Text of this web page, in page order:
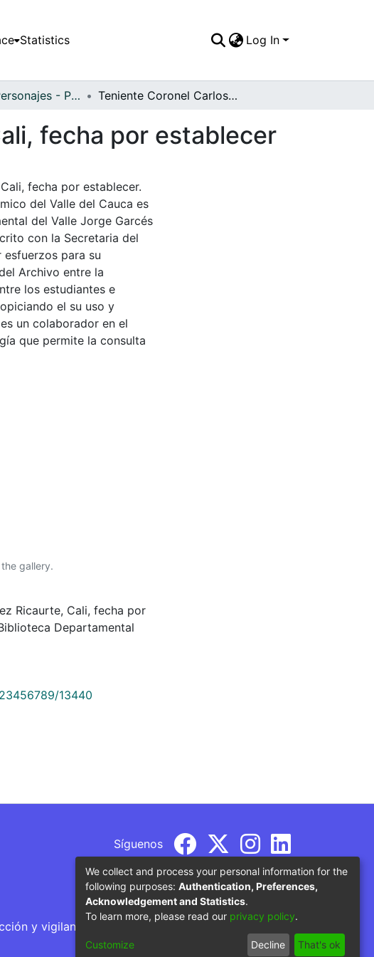
Statistics Log In
APFFVC - Personajes - Patrimonial Teniente Coronel Carlos Alvarez Ricaurte, Cali, fecha por establecer
fecha por establecer
fecha por establecer.
del Valle del Cauca es
del Valle Jorge Garcés
con la Secretaria del
para su
Archivo entre la
los estudiantes e
el su uso y
un colaborador en el
que permite la consulta
gallery.
Ricaurte, Cali, fecha por
Departamental
13440
Síguenos
y vigilancia por parte del Ministerio de Educación
We collect and process your personal information for the
following purposes: Authentication, Preferences,
Acknowledgement and Statistics.
To learn more, please read our privacy policy.
Customize Decline That's ok